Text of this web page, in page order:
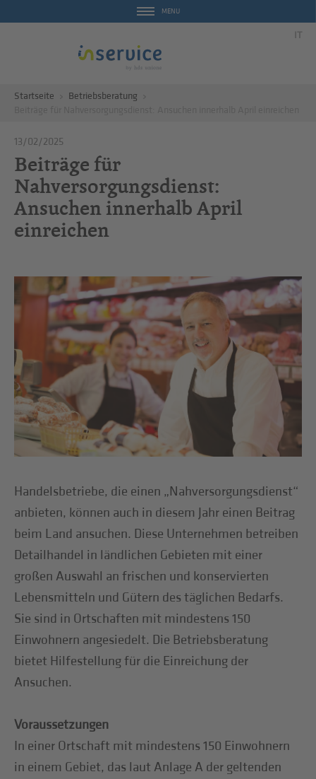
MENU
IT
Startseite
Betriebsberatung
13/02/2025
Beiträge für
Nahversorgungsdienst:
Ansuchen innerhalb April
einreichen
Handelsbetriebe, die einen „Nahversorgungsdienst“
anbieten, können auch in diesem Jahr einen Beitrag
beim Land ansuchen. Diese Unternehmen betreiben
Detailhandel in ländlichen Gebieten mit einer
großen Auswahl an frischen und konservierten
Lebensmitteln und Gütern des täglichen Bedarfs.
Sie sind in Ortschaften mit mindestens 150
Einwohnern angesiedelt. Die Betriebsberatung
bietet Hilfestellung für die Einreichung der
Ansuchen.
Voraussetzungen
In einer Ortschaft mit mindestens 150 Einwohnern
in einem Gebiet, das laut Anlage A der geltenden